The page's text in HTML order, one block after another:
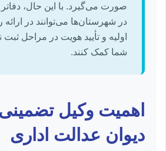
صورت می‌گیرد. با این حال،
در شهرستان‌ها می‌توانند در ارائه
اولیه و تأیید هویت در مراحل ثبت
شما کمک کنند.
اهمیت وکیل
دیوان عدالت اداری